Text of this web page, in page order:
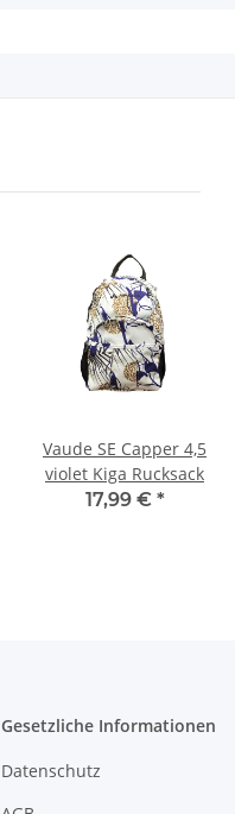
Vaude SE Capper 4,5
violet Kiga Rucksack
17,99 € *
Gesetzliche Informationen
Datenschutz